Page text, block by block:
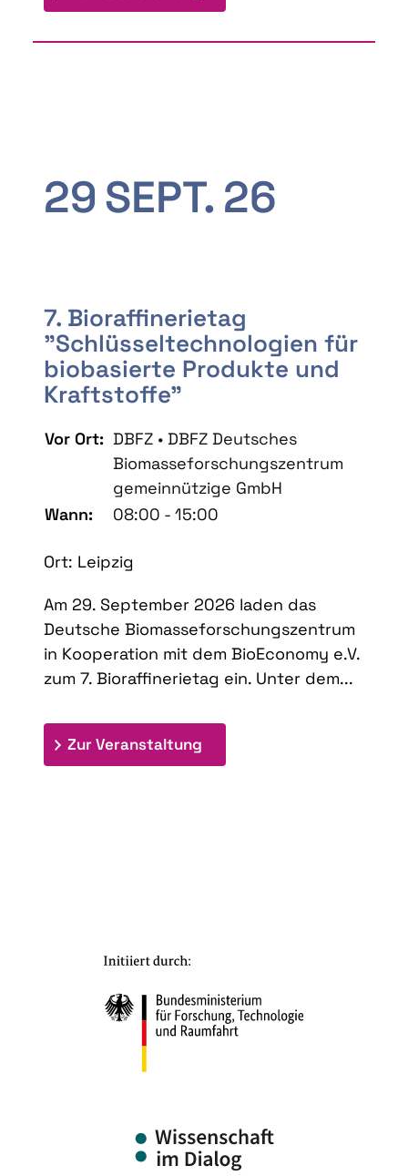
29SEPT. 26
7. Bioraffinerietag
"Schlüsseltechnologien für
biobasierte Produkte und
Kraftstoffe"
Vor Ort: DBFZ • DBFZ Deutsches
Biomasseforschungszentrum
gemeinnützige GmbH
Wann:
08:00 - 15:00
Ort: Leipzig
Am 29. September 2026 laden das
Deutsche Biomasseforschungszentrum
in Kooperation mit dem BioEconomy e.V.
zum 7. Bioraffinerietag ein. Unter dem...
Zur Veranstaltung